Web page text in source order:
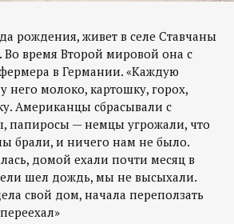
рождения, живет в селе Ставчаны
Во время Второй мировой она с
в Германии. «Каждую
него молоко, картошку, горох,
Американцы сбрасывали с
папиросы — немцы угрожали, что
брали, и ничего нам не было.
домой ехали почти месяц в
шел дождь, мы не высыхали.
свой дом, начала переползать